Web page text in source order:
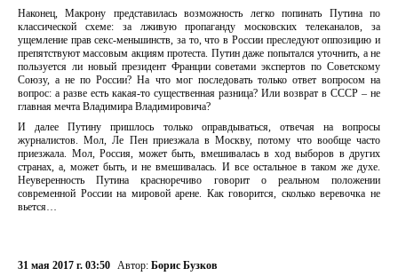
Наконец, Макрону представилась возможность легко попинать Путина по
классической схеме: за лживую пропаганду московских телеканалов, за
ущемление прав секс-меньшинств, за то, что в России преследуют оппозицию и
препятствуют массовым акциям протеста. Путин даже попытался уточнить, а не
пользуется ли новый президент Франции советами экспертов по Советскому
Союзу, а не по России? На что мог последовать только ответ вопросом на
вопрос: а разве есть какая-то существенная разница? Или возврат в СССР – не
главная мечта Владимира Владимировича?
И далее Путину пришлось только оправдываться, отвечая на вопросы
журналистов. Мол, Ле Пен приезжала в Москву, потому что вообще часто
приезжала. Мол, Россия, может быть, вмешивалась в ход выборов в других
странах, а, может быть, и не вмешивалась. И все остальное в таком же духе.
Неуверенность Путина красноречиво говорит о реальном положении
современной России на мировой арене. Как говорится, сколько веревочка не
вьется…
31 мая 2017 г. 03:50 Автор: Борис Бузков